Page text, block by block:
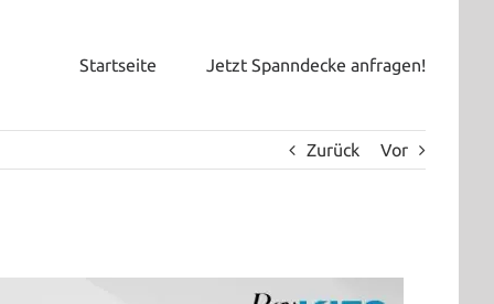
Startseite Jetzt Spanndecke anfragen!
Zurück Vor